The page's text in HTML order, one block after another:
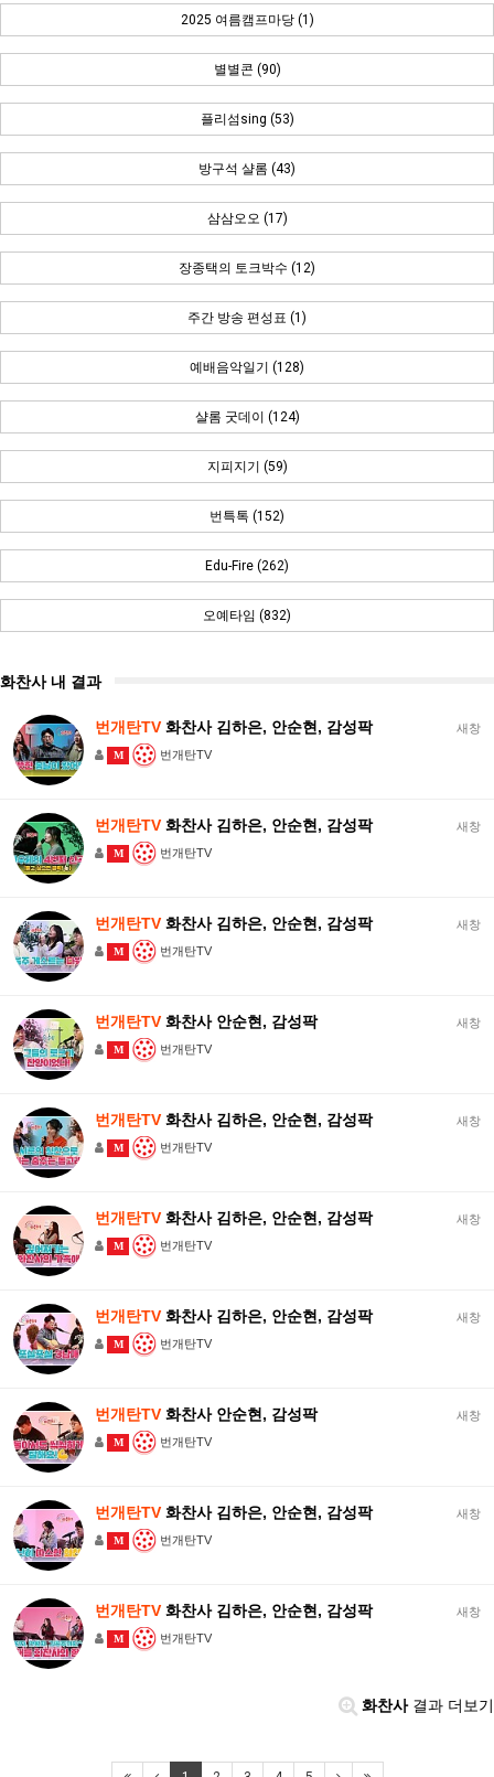
2025 여름캠프마당 (1)
별별콘 (90)
플리섬sing (53)
방구석 샬롬 (43)
삼삼오오 (17)
장종택의 토크박수 (12)
주간 방송 편성표 (1)
예배음악일기 (128)
샬롬 굿데이 (124)
지피지기 (59)
번특톡 (152)
Edu-Fire (262)
오예타임 (832)
화찬사 내 결과
새창
번개탄TV 화찬사 김하은, 안순현, 감성팍
M 번개탄TV
새창
번개탄TV 화찬사 김하은, 안순현, 감성팍
M 번개탄TV
새창
번개탄TV 화찬사 김하은, 안순현, 감성팍
M 번개탄TV
새창
번개탄TV 화찬사 안순현, 감성팍
M 번개탄TV
새창
번개탄TV 화찬사 김하은, 안순현, 감성팍
M 번개탄TV
새창
번개탄TV 화찬사 김하은, 안순현, 감성팍
M 번개탄TV
새창
번개탄TV 화찬사 김하은, 안순현, 감성팍
M 번개탄TV
새창
번개탄TV 화찬사 안순현, 감성팍
M 번개탄TV
새창
번개탄TV 화찬사 김하은, 안순현, 감성팍
M 번개탄TV
새창
번개탄TV 화찬사 김하은, 안순현, 감성팍
M 번개탄TV
화찬사결과 더보기